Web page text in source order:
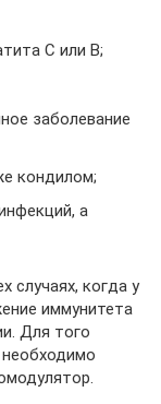
С или В;
заболевание
кондилом;
а
случаях, когда у
иммунитета
Для того